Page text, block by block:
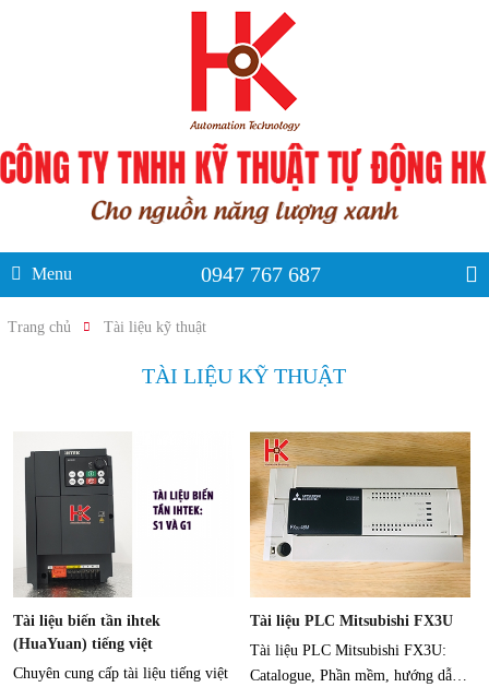
Menu 0947 767 687
Trang chủ Tài liệu kỹ thuật
TÀI LIỆU KỸ THUẬT
Tài liệu biến tần ihtek
(HuaYuan) tiếng việt
Chuyên cung cấp tài liệu tiếng việt
Tài liệu PLC Mitsubishi FX3U
Tài liệu PLC Mitsubishi FX3U:
Catalogue, Phần mềm, hướng dẫn